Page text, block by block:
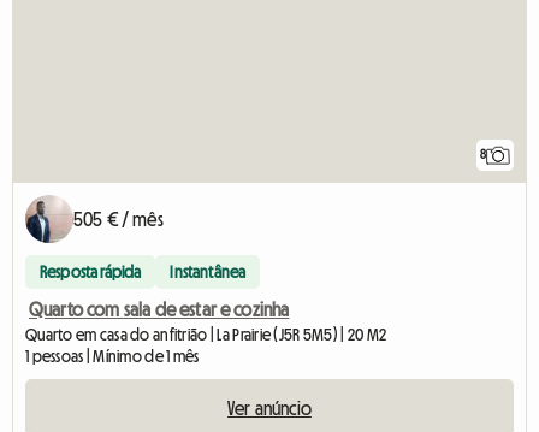
8
505 € / mês
Resposta rápida Instantânea
Quarto com sala de estar e cozinha
Quarto em casa do anfitrião | La Prairie (J5R 5M5) | 20 M2
1 pessoas | Mínimo de 1 mês
Ver anúncio